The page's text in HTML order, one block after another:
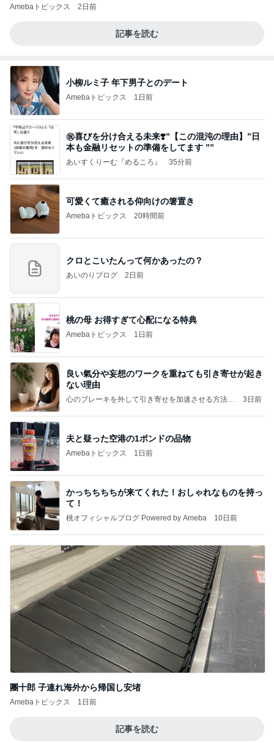
Amebaトピックス 2日前
記事を読む
小柳ルミ子 年下男子とのデート
Amebaトピックス 1日前
㊗️喜びを分け合える未来❣️”【この混沌の理由】”⽇
本も⾦融リセットの準備をしてます ””
あいすくりーむ『めるころ』 35分前
可愛くて癒される仰向けの箸置き
Amebaトピックス 20時間前
クロとこいたんって何かあったの？
あいのりブログ 2日前
桃の母 お得すぎて心配になる特典
Amebaトピックス 1日前
良い氣分や妄想のワークを重ねても引き寄せが起き
ない理由
心のブレーキを外して引き寄せを加速させる方法：
3日前
夫と疑った空港の1ポンドの品物
Amebaトピックス 1日前
かっちちちちが来てくれた！おしゃれなものを持っ
て！
桃オフィシャルブログ Powered by Ameba 10日前
團十郎 子連れ海外から帰国し安堵
Amebaトピックス 1日前
記事を読む